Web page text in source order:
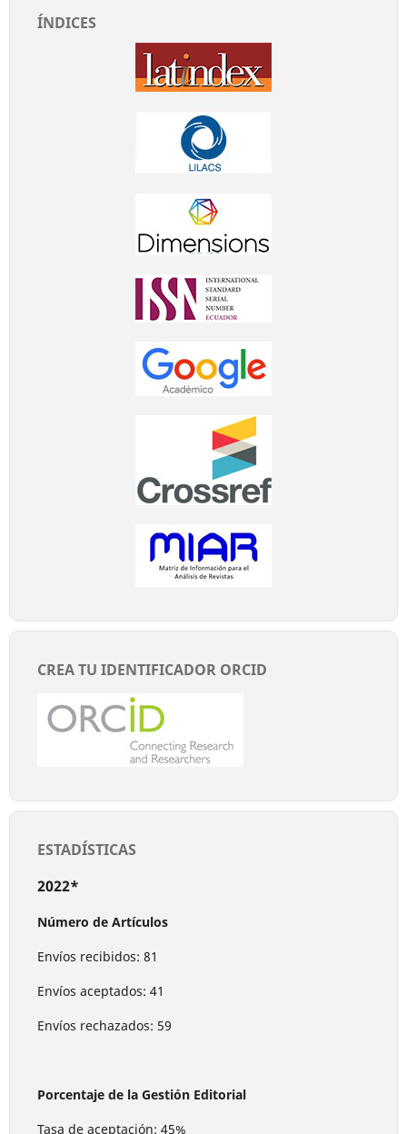
ÍNDICES
CREA TU IDENTIFICADOR ORCID
ESTADÍSTICAS
2022*
Número de Artículos
Envíos recibidos: 81
Envíos aceptados: 41
Envíos rechazados: 59
Porcentaje de la Gestión Editorial
Tasa de aceptación: 45%